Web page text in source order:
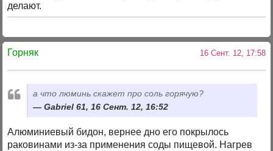
делают.
Горняк 16 Сент. 12, 17:58
а что люминь скажет про соль горячую?
Gabriel 61, 16 Сент. 12, 16:52
Алюминиевый бидон, вернее дно его покрылось
раковинами из-за применения соды пищевой. Нагрев